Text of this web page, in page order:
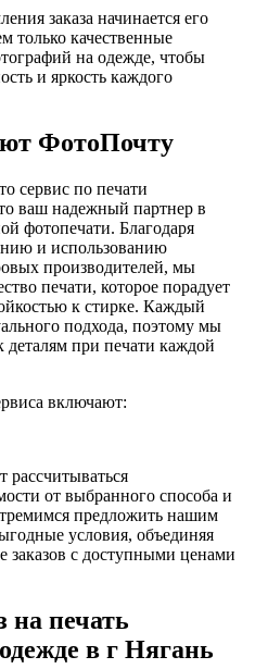
заказа начинается его
только качественные
на одежде, чтобы
и яркость каждого
ФотоПочту
сервис по печати
ваш надежный партнер в
фотопечати. Благодаря
и использованию
производителей, мы
печати, которое порадует
к стирке. Каждый
подхода, поэтому мы
деталям при печати каждой
включают:
рассчитываться
от выбранного способа и
предложить нашим
условия, объединяя
заказов с доступными ценами
на печать
в г Нягань